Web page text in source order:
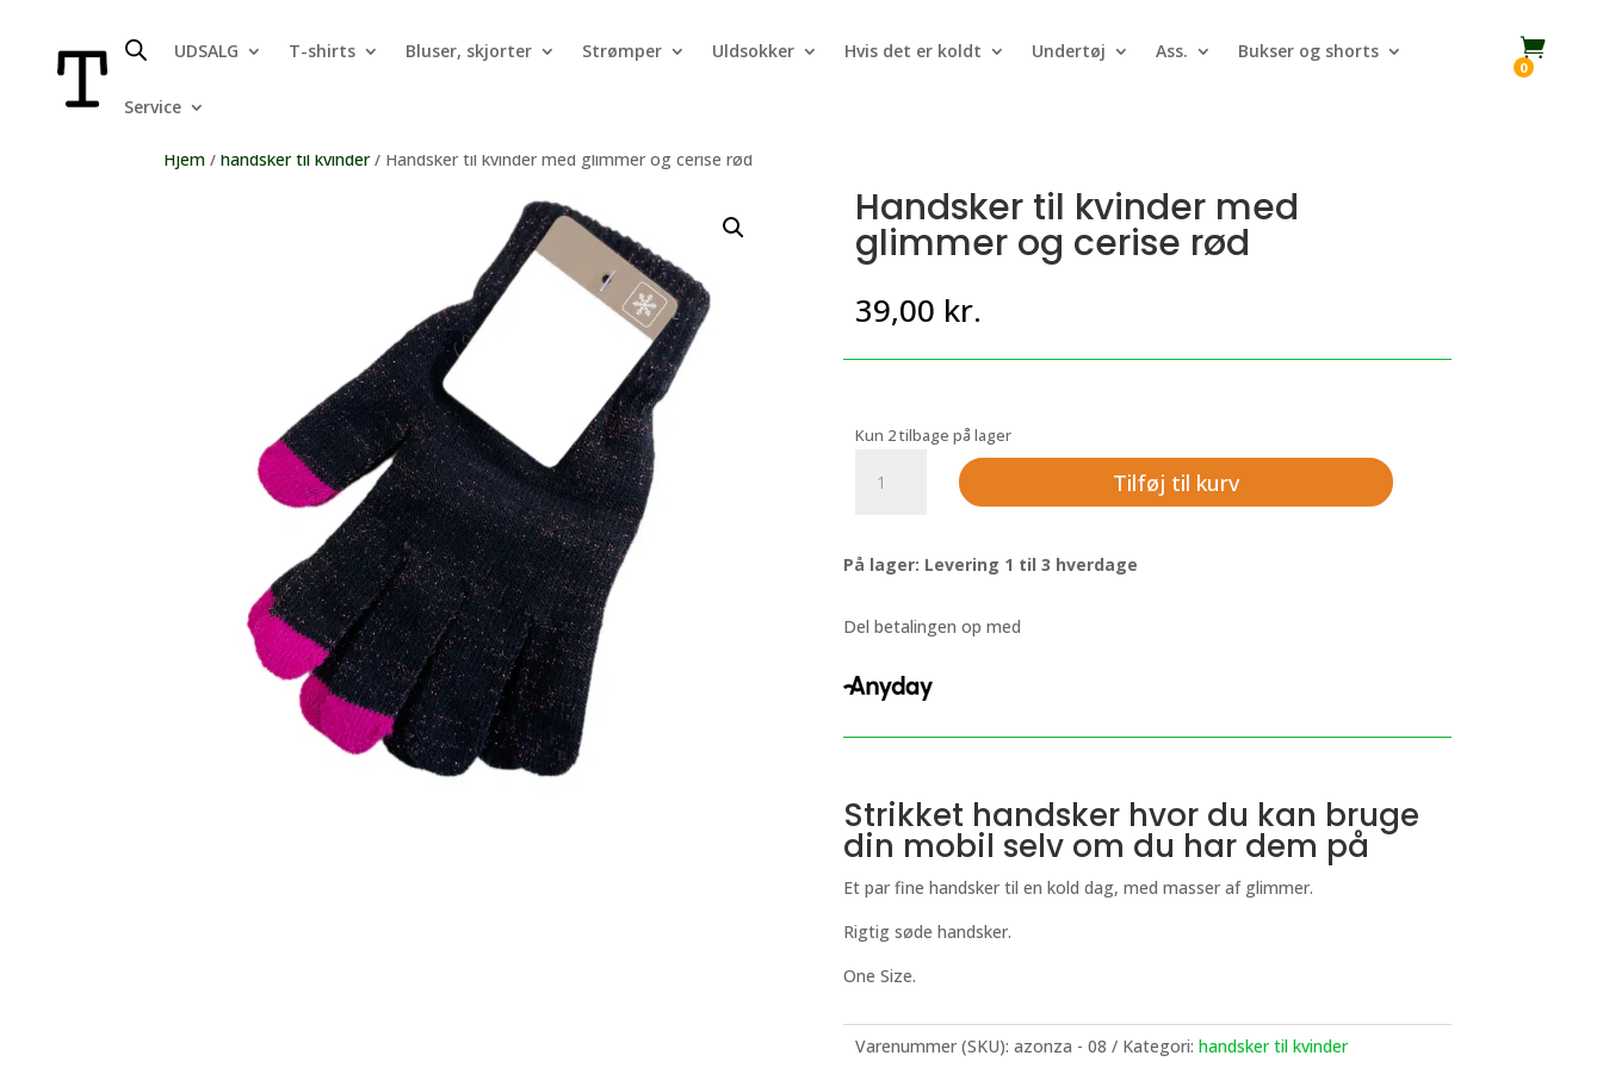
UDSALG T-shirts Bluser, skjorter Strømper Uldsokker Hvis det er koldt Undertøj Ass. Bukser og shorts
Service

0
Hjem / handsker til kvinder/ Handsker til kvinder med glimmer og cerise rød
Handsker til kvinder med
glimmer og cerise rød
39,00 kr.
Kun 2 tilbage på lager
glimmer
cerise
antal
Tilføj til kurv
På lager: Levering 1 til 3 hverdage
Del betalingen op med
Strikket handsker hvor du kan bruge
din mobil selv om du har dem på
Et par fine handsker til en kold dag, med masser af glimmer.
Rigtig søde handsker.
One Size.
Varenummer (SKU): azonza - 08 Kategori: handsker til kvinder